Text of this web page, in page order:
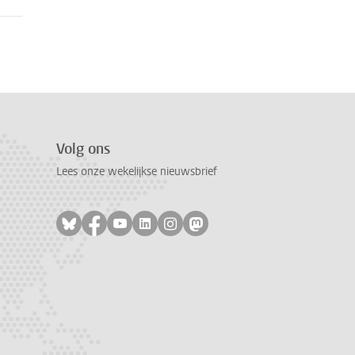
Volg ons
Lees onze wekelijkse nieuwsbrief
Volg ons op bluesky
Volg ons op facebook
Volg ons op youtube
Volg ons op linkedin
Volg ons op instagram
Volg ons op mastodon